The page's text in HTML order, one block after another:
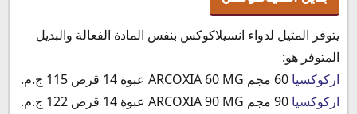
يتوفر المثيل لدواء انسيلاكوكس بنفس المادة الفعالة والبديل
المتوفر هو:
اركوكسيا
اركوكسيا